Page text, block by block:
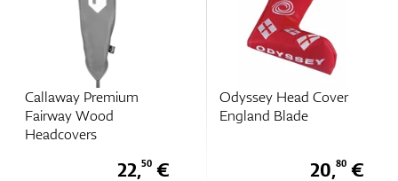
Callaway Premium
Fairway Wood
Headcovers
22,50€
Odyssey Head Cover
England Blade
20,80€